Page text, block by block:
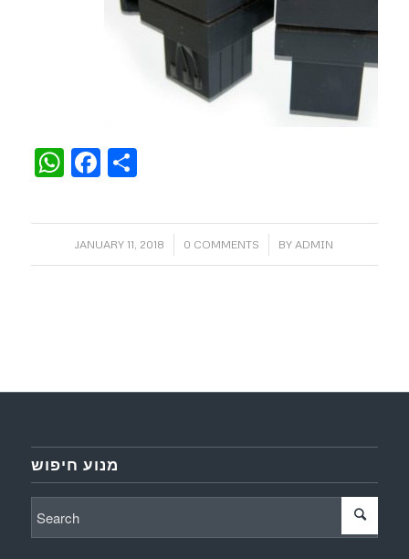
WhatsApp
Facebook
Share
JANUARY 11, 2018
/ 0 COMMENTS
/ BY ADMIN
מנוע חיפוש